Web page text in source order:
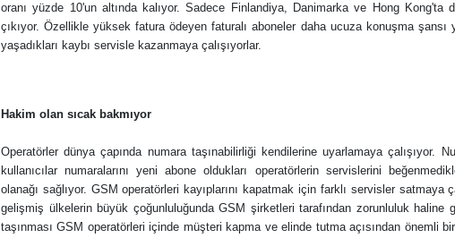
oranı yüzde 10'un altında kalıyor. Sadece Finlandiya, Danimarka ve Hong Kong'ta
çıkıyor. Özellikle yüksek fatura ödeyen faturalı aboneler daha ucuza konuşma şansı
yaşadıkları kaybı servisle kazanmaya çalışıyorlar.
Hakim olan sıcak bakmıyor
Operatörler dünya çapında numara taşınabilirliği kendilerine uyarlamaya çalışıyor.
kullanıcılar numaralarını yeni abone oldukları operatörlerin servislerini
olanağı sağlıyor. GSM operatörleri kayıplarını kapatmak için farklı servisler satmaya
gelişmiş ülkelerin büyük çoğunluluğunda GSM şirketleri tarafından zorunluluk haline
taşınması GSM operatörleri içinde müşteri kapma ve elinde tutma açısından önemli